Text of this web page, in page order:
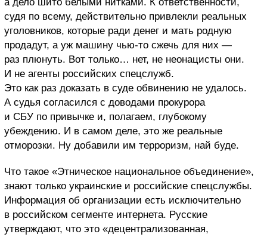
судя по всему, действительно привлекли реальных
уголовников, которые ради денег и мать родную
продадут, а уж машину чью-то сжечь для них —
раз плюнуть. Вот только… нет, не неонацисты они.
И не агенты российских спецслужб.
Это как раз доказать в суде обвинению не удалось.
А судья согласился с доводами прокурора
и СБУ по привычке и, полагаем, глубокому
убеждению. И в самом деле, это же реальные
отморозки. Ну добавили им терроризм, най буде.
Что такое «Этническое национальное объединение»,
знают только украинские и российские спецслужбы.
Информация об организации есть исключительно
в российском сегменте интернета. Русские
утверждают, что это «децентрализованная,